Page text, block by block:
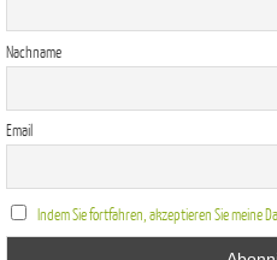
Nachname
Email
Indem Sie fortfahren, akzeptieren Sie meine